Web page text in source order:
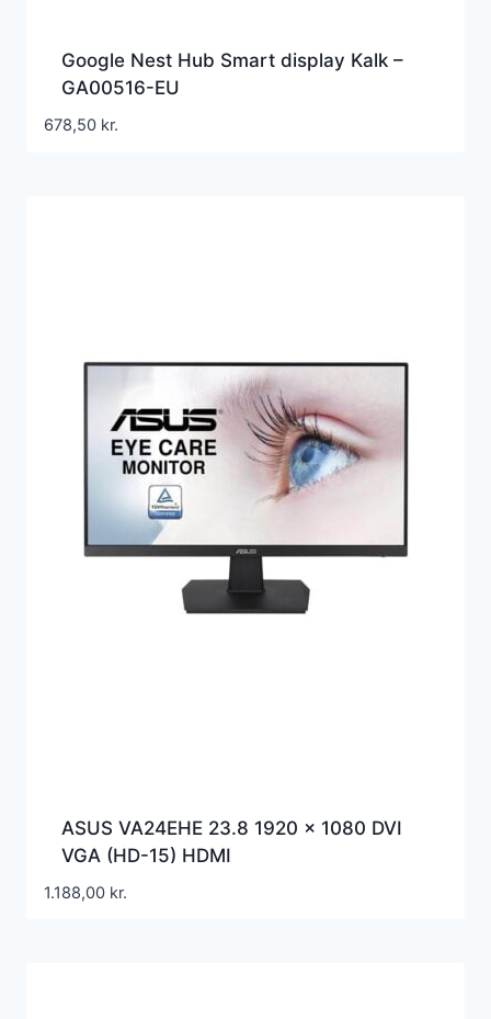
Google Nest Hub Smart display Kalk –
GA00516-EU
678,50 kr.
ASUS VA24EHE 23.8 1920 x 1080 DVI
VGA (HD-15) HDMI
1.188,00 kr.